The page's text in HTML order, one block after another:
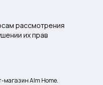
рассмотрения
их прав
магазин Alm Home.